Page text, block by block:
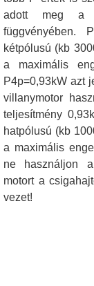
adott meg a
függvényében.
kétpólusú (kb
a maximális
P4p=0,93kW azt
villanymotor
teljesítmény
hatpólusú (kb
a maximális
ne használjon a
motort a
vezet!